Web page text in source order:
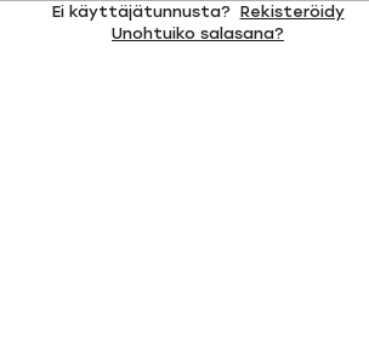
Ei käyttäjätunnusta? Rekisteröidy
Unohtuiko salasana?